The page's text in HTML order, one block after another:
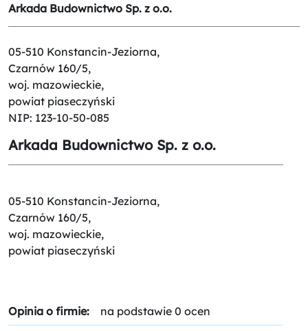
Arkada Budownictwo Sp. z o.o.
05-510 Konstancin-Jeziorna,
Czarnów 160/5,
woj. mazowieckie,
powiat piaseczyński
NIP: 123-10-50-085
Arkada Budownictwo Sp. z o.o.
05-510 Konstancin-Jeziorna,
Czarnów 160/5,
woj. mazowieckie,
powiat piaseczyński
Opinia o firmie: na podstawie 0 ocen